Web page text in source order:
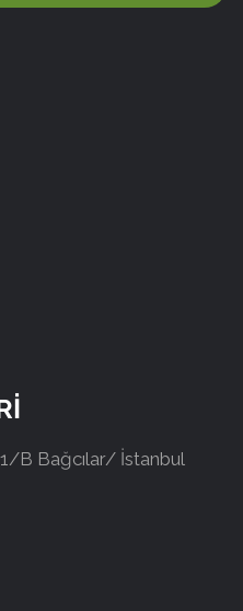
B Bağcılar/ İstanbul